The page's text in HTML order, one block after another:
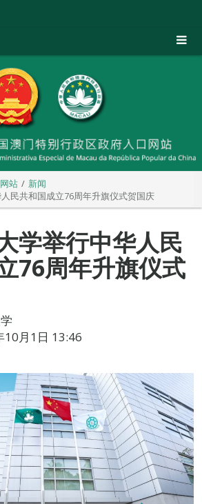
站
新闻
民共和国成立76周年升旗仪式贺国庆
学举行中华人民
76周年升旗仪式
10月1日 13:46